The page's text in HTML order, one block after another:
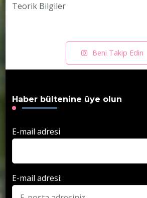
Teorik Bilgiler
Beni Takip Edin
Haber bültenine üye olun
E-mail adresi
E-mail adresi: